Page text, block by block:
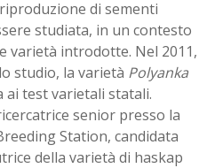
di sementi
studiata, in un contesto
varietà introdotte. Nel 2011,
studio, la varietà Polyanka
test varietali statali.
senior presso la
Station, candidata
della varietà di haskap